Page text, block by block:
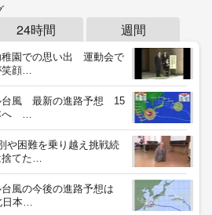
24時間 週間
稚園での思い出 運動会で
顔…
台風 最新の進路予想 15
へ …
や困難を乗り越え挑戦続
てた…
台風の今後の進路予想は
本…